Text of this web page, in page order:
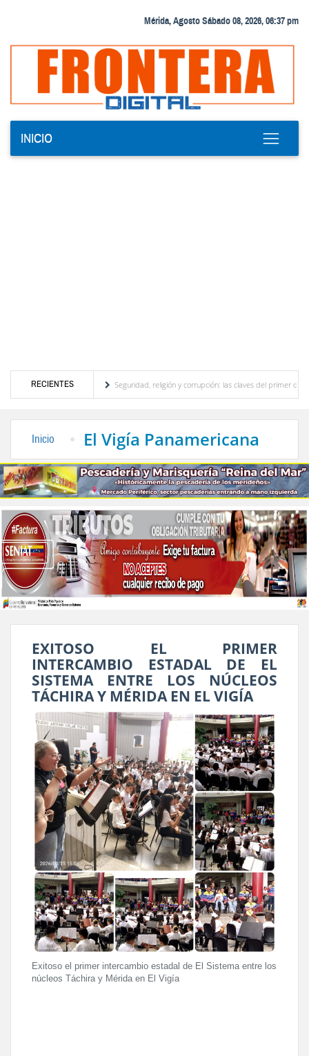
Mérida, Agosto Sábado 08, 2026, 06:37 pm
INICIO
RECIENTES
merideño
Seguridad, religión y corrupción: las claves del primer discurso
Inicio El Vigía Panamericana
EXITOSO EL PRIMER
INTERCAMBIO ESTADAL DE EL
SISTEMA ENTRE LOS NÚCLEOS
TÁCHIRA Y MÉRIDA EN EL VIGÍA
Exitoso el primer intercambio estadal de El Sistema entre los
núcleos Táchira y Mérida en El Vigía